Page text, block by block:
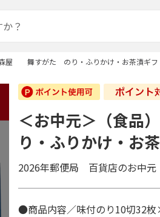
屋 舞すがた のり・ふりかけ・お茶漬ギフ
＜お中元＞（食
り・ふりかけ・お
2026年郵便局 百貨店のお中元
●商品内容／味付のり10切32